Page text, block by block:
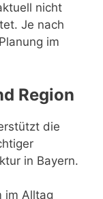
nicht
Je nach
im
Region
die
in Bayern.
im Alltag